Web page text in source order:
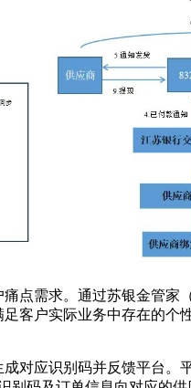
点需求。通过苏银金管
客户实际业务中存在的
对应识别码并反馈平台